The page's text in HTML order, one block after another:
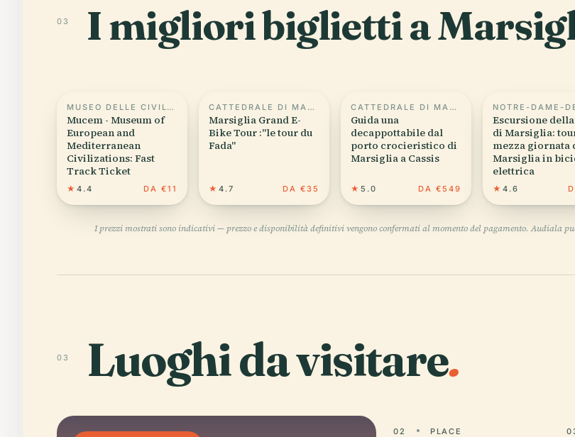
03 I migliori biglietti a
MUSEO DELLE CIVILTÀ DELL'EUROPA E DEL MEDITERRANEO
Mucem - Museum of
European and
Mediterranean
Civilizations: Fast
Track Ticket
★ 4.4 DA €11
CATTEDRALE DI MARSIGLIA
Marsiglia Grand E-
Bike Tour :"le tour du
Fada"
★ 4.7 DA €35
CATTEDRALE DI MARSIGLIA
Guida una
decappottabile dal
porto crocieristico di
Marsiglia a Cassis
★ 5.0 DA €549
Escursione
di Marsiglia:
mezza giornata
Marsiglia in
elettrica
★ 4.6
I prezzi mostrati sono indicativi — prezzo e disponibilità definitivi vengono confermati al momento del pagamento. Audiala
03 Luoghi da visitare.
02 PLACE